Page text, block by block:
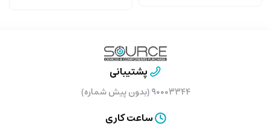
پشتیبانی
۹۰۰۰۳۳۴۴ (بدون پیش شماره)
ساعت کاری